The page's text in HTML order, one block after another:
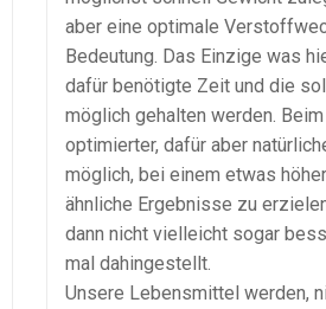
aber eine optimale
Bedeutung. Das Einzige was
dafür benötigte Zeit und die
möglich gehalten werden.
optimierter, dafür aber
möglich, bei einem etwas
ähnliche Ergebnisse zu
dann nicht vielleicht sogar
mal dahingestellt.
Unsere Lebensmittel werden,